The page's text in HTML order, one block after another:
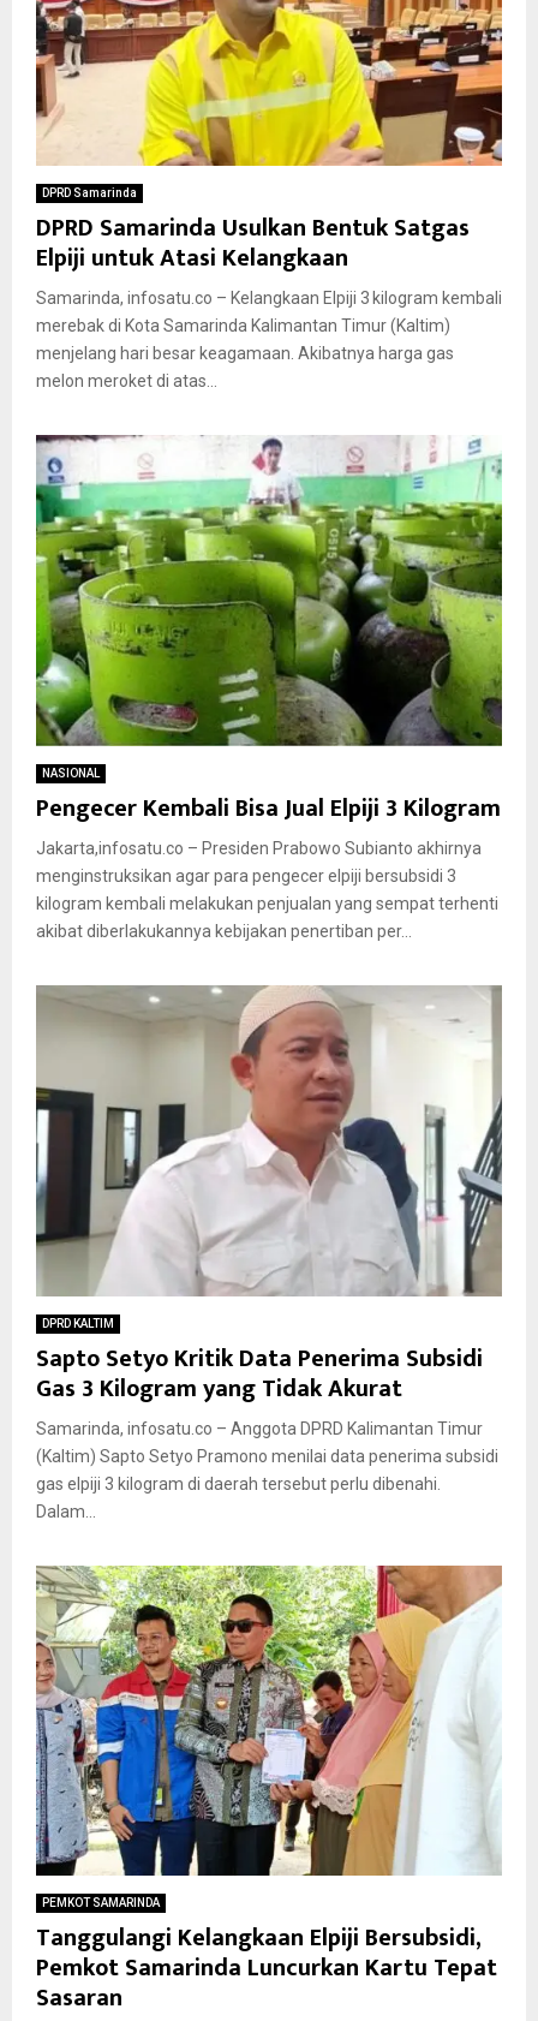
DPRD Samarinda
DPRD Samarinda Usulkan Bentuk Satgas
Elpiji untuk Atasi Kelangkaan
Samarinda, infosatu.co – Kelangkaan Elpiji 3 kilogram kembali
merebak di Kota Samarinda Kalimantan Timur (Kaltim)
menjelang hari besar keagamaan. Akibatnya harga gas
melon meroket di atas...
NASIONAL
Pengecer Kembali Bisa Jual Elpiji 3 Kilogram
Jakarta,infosatu.co – Presiden Prabowo Subianto akhirnya
menginstruksikan agar para pengecer elpiji bersubsidi 3
kilogram kembali melakukan penjualan yang sempat terhenti
akibat diberlakukannya kebijakan penertiban per...
DPRD KALTIM
Sapto Setyo Kritik Data Penerima Subsidi
Gas 3 Kilogram yang Tidak Akurat
Samarinda, infosatu.co – Anggota DPRD Kalimantan Timur
(Kaltim) Sapto Setyo Pramono menilai data penerima subsidi
gas elpiji 3 kilogram di daerah tersebut perlu dibenahi.
Dalam...
PEMKOT SAMARINDA
Tanggulangi Kelangkaan Elpiji Bersubsidi,
Pemkot Samarinda Luncurkan Kartu Tepat
Sasaran